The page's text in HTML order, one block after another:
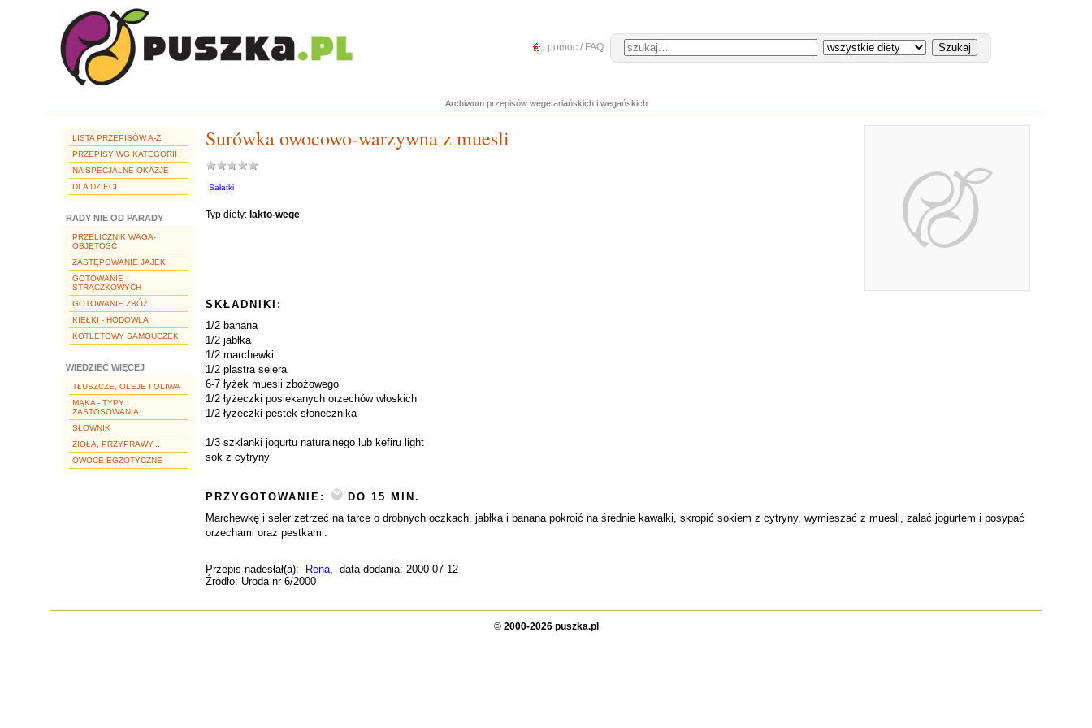
pomoc / FAQ
Archiwum przepisów wegetariańskich i wegańskich
LISTA PRZEPISÓW A-Z
PRZEPISY WG KATEGORII
NA SPECJALNE OKAZJE
DLA DZIECI
RADY NIE OD PARADY
PRZELICZNIK WAGA-
OBJĘTOŚĆ
ZASTĘPOWANIE JAJEK
GOTOWANIE
STRĄCZKOWYCH
GOTOWANIE ZBÓŻ
KIEŁKI - HODOWLA
KOTLETOWY SAMOUCZEK
WIEDZIEĆ WIĘCEJ
TŁUSZCZE, OLEJE I OLIWA
MĄKA - TYPY I
ZASTOSOWANIA
SŁOWNIK
ZIOŁA, PRZYPRAWY...
OWOCE EGZOTYCZNE
Surówka owocowo-warzywna z muesli
Sałatki
Typ diety: lakto-wege
SKŁADNIKI:
1/2 banana
1/2 jabłka
1/2 marchewki
1/2 plastra selera
6-7 łyżek muesli zbożowego
1/2 łyżeczki posiekanych orzechów włoskich
1/2 łyżeczki pestek słonecznika
1/3 szklanki jogurtu naturalnego lub kefiru light
sok z cytryny
PRZYGOTOWANIE:
DO 15 MIN.
Marchewkę i seler zetrzeć na tarce o drobnych oczkach, jabłka i banana pokroić na średnie kawałki, skropić sokiem z cytryny, wymieszać z muesli, zalać jogurtem i posypać
orzechami oraz pestkami.
Przepis nadesłał(a): Rena, data dodania: 2000-07-12
Źródło: Uroda nr 6/2000
© 2000-2026 puszka.pl